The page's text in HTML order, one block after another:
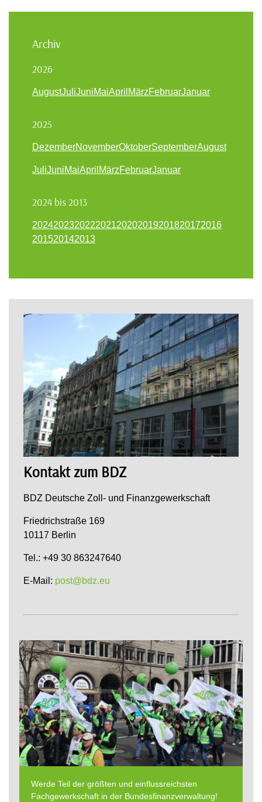
Archiv
2026
AugustJuliJuniMaiApril MärzFebruarJanuar
2025
DezemberNovemberOktoberSeptemberAugust
JuliJuniMaiApril MärzFebruarJanuar
2024 bis 2013
202420232022202120202019201820172016
201520142013
Kontakt zum BDZ
BDZ Deutsche Zoll- und Finanzgewerkschaft
Friedrichstraße 169
10117 Berlin
Tel.: +49 30 863247640
E-Mail: post@bdz.eu
Werde Teil der größten und einflussreichsten
Fachgewerkschaft in der Bundesfinanzverwaltung!